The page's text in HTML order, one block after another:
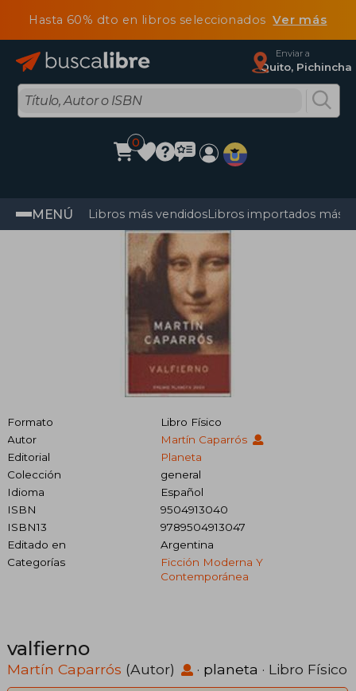
Hasta 60% dto en libros seleccionadosVer más
Enviar a
Quito, Pichincha
0
MENÚ Libros más vendidosLibros importados más
Formato
Libro Físico
Autor
Martín Caparrós
Editorial
Planeta
Colección
general
Idioma
Español
ISBN
9504913040
ISBN13
9789504913047
Editado en
Argentina
Categorías
Ficción Moderna Y
Contemporánea
valfierno
Martín Caparrós (Autor) · planeta · Libro Físico